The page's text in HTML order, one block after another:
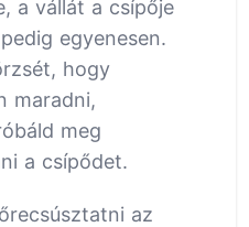
a vállát a csípője
egyenesen.
hogy
maradni,
meg
a csípődet.
az